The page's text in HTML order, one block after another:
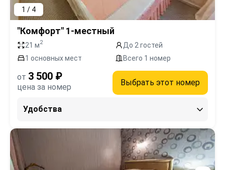
1 / 4
"Комфорт" 1-местный
21 м2
До 2 гостей
1 основных мест
Всего 1 номер
от 3 500 ₽
цена за номер Выбрать этот номер
Удобства